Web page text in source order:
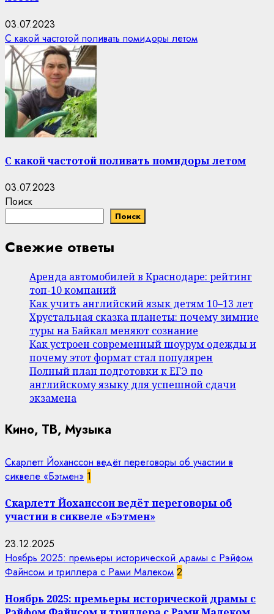
03.07.2023
С какой частотой поливать помидоры летом
С какой частотой поливать помидоры летом
03.07.2023
Поиск
Поиск
Свежие ответы
Аренда автомобилей в Краснодаре: рейтинг
топ-10 компаний
Как учить английский язык детям 10–13 лет
Хрустальная сказка планеты: почему зимние
туры на Байкал меняют сознание
Как устроен современный шоурум одежды и
почему этот формат стал популярен
Полный план подготовки к ЕГЭ по
английскому языку для успешной сдачи
экзамена
Кино, ТВ, Музыка
Скарлетт Йоханссон ведёт переговоры об участии в
сиквеле «Бэтмен» 1
Скарлетт Йоханссон ведёт переговоры об
участии в сиквеле «Бэтмен»
23.12.2025
Ноябрь 2025: премьеры исторической драмы с Рэйфом
Файнсом и триллера с Рами Малеком 2
Ноябрь 2025: премьеры исторической драмы с